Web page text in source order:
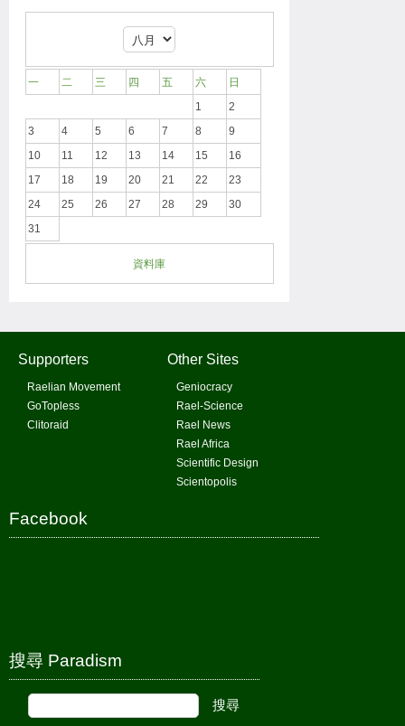
一 二 三 四 五 六
日
1
2
3
4 5 6 7 8
9
10
11 12 13 14 15
16
17
18 19 20 21 22
23
24
25 26 27 28 29
30
31
資料庫
Supporters
Raelian Movement
GoTopless
Clitoraid
Other Sites
Geniocracy
Rael-Science
Rael News
Rael Africa
Scientific Design
Scientopolis
Facebook
搜尋 Paradism